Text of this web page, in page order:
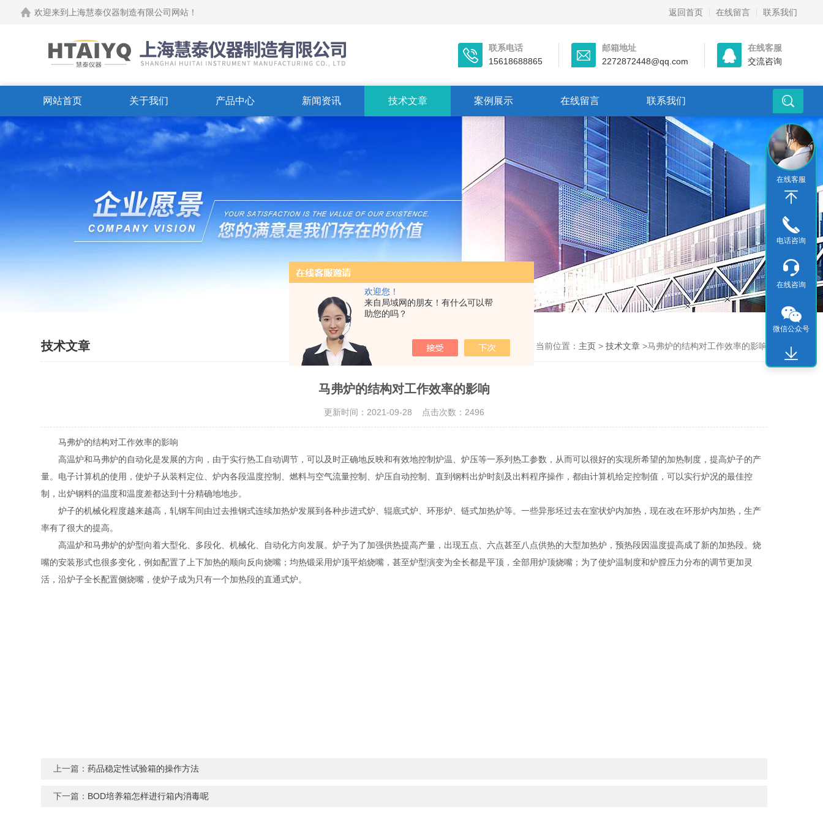
欢迎您！
来自局域网的朋友！有什么可以帮
助您的吗？
欢迎来到上海慧泰仪器制造有限公司网站！ 返回首页 在线留言 联系我们
联系电话
15618688865
邮箱地址
2272872448@qq.com
在线客服
交流咨询
网站首页 关于我们 产品中心 新闻资讯 技术文章 案例展示 在线留言 联系我们
技术文章 当前位置： 主页> 技术文章>马弗炉的结构对工作效率的影响
马弗炉的结构对工作效率的影响
更新时间：2021-09-28 点击次数：2496
马弗炉的结构对工作效率的影响
高温炉和马弗炉的自动化是发展的方向，由于实行热工自动调节，可以及时正确地反映和有效地控制炉温、炉压等一系列热工参数，从而可以很好的实现所希望的加热制度，提高炉子的产
量。电子计算机的使用，使炉子从装料定位、炉内各段温度控制、燃料与空气流量控制、炉压自动控制、直到钢料出炉时刻及出料程序操作，都由计算机给定控制值，可以实行炉况的最佳控
制，出炉钢料的温度和温度差都达到十分精确地地步。
炉子的机械化程度越来越高，轧钢车间由过去推钢式连续加热炉发展到各种步进式炉、辊底式炉、环形炉、链式加热炉等。一些异形坯过去在室状炉内加热，现在改在环形炉内加热，生产
率有了很大的提高。
高温炉和马弗炉的炉型向着大型化、多段化、机械化、自动化方向发展。炉子为了加强供热提高产量，出现五点、六点甚至八点供热的大型加热炉，预热段因温度提高成了新的加热段。烧
嘴的安装形式也很多变化，例如配置了上下加热的顺向反向烧嘴；均热锻采用炉顶平焰烧嘴，甚至炉型演变为全长都是平顶，全部用炉顶烧嘴；为了使炉温制度和炉膛压力分布的调节更加灵
活，沿炉子全长配置侧烧嘴，使炉子成为只有一个加热段的直通式炉。
上一篇：药品稳定性试验箱的操作方法
下一篇： BOD培养箱怎样进行箱内消毒呢
在线客服
电话咨询
在线咨询
微信公众号